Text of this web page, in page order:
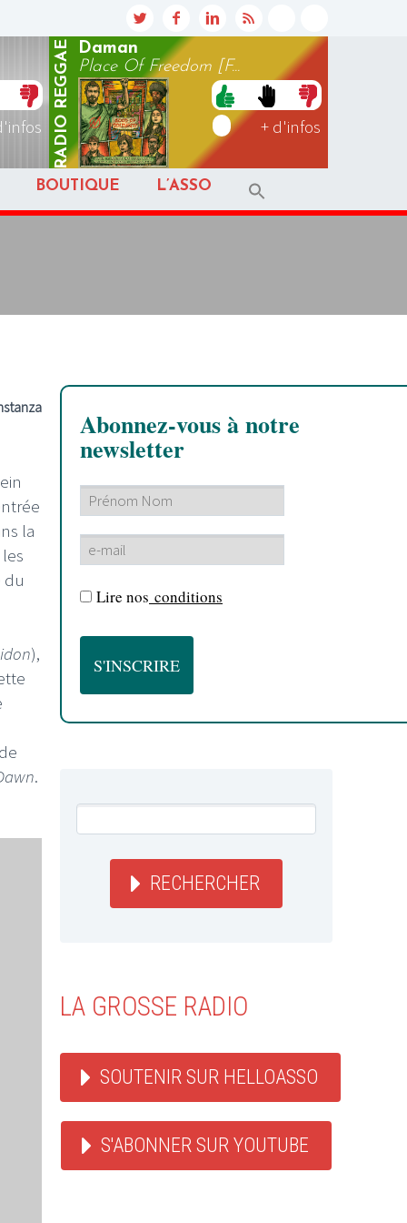
RADIO
REGGAE
Daman
Place Of Freedom [F...
+ d'infos
BOUTIQUE L’ASSO
la
du
),
.
Abonnez-vous à notre
newsletter
Lire nos conditions
RECHERCHER
LA GROSSE RADIO
SOUTENIR SUR HELLOASSO
S'ABONNER SUR YOUTUBE